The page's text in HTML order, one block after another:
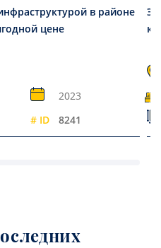
в районе
цене
2023
# ID 8241